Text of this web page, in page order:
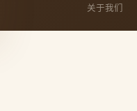
关于我们